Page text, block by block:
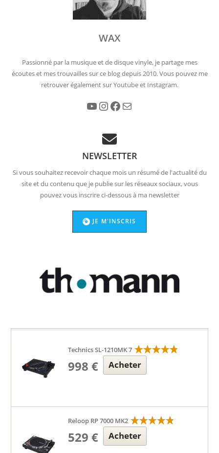
WAX
Passionné par la musique et de disque vinyle, je partage mes
écoutes et mes trouvailles sur ce blog depuis 2010. Vous pouvez me
retrouver également sur Youtube et Instagram.
YouTube Instagram Facebook
NEWSLETTER
Si vous souhaitez recevoir chaque mois un résumé de l'actualité du
site et du contenu que je publie sur les réseaux sociaux, vous
pouvez vous inscrire ci-dessous à ma newsletter
JE M'INSCRIS
Technics SL-1210MK 7
998 € Acheter
Reloop RP 7000 MK2
529 € Acheter